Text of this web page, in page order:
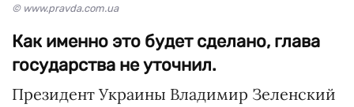
© www.pravda.com.ua
Как именно это будет сделано, глава
государства не уточнил.
Президент Украины Владимир Зеленский